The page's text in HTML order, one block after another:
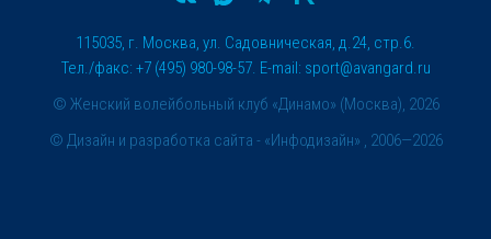
© Женский волейбольный клуб «Динамо» (Москва), 2026
115035, г. Москва, ул. Садовническая, д.24, стр.6.
Тел./факс: +7 (495) 980-98-57. E-mail: sport@avangard.ru
© Дизайн и разработка сайта - «Инфодизайн» , 2006—2026